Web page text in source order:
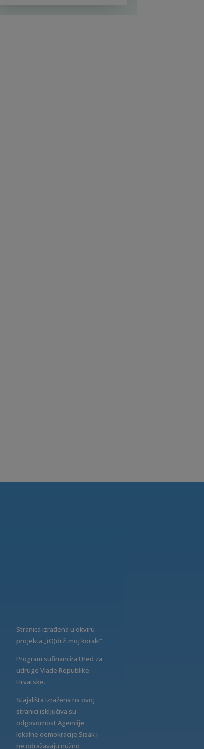
Stranica izrađena u okviru
projekta „(O)drži moj korak!“.
Program sufinancira Ured za
udruge Vlade Republike
Hrvatske.
Stajališta izražena na ovoj
stranici isključiva su
odgovornost Agencije
lokalne demokracije Sisak i
ne odražavaju nužno